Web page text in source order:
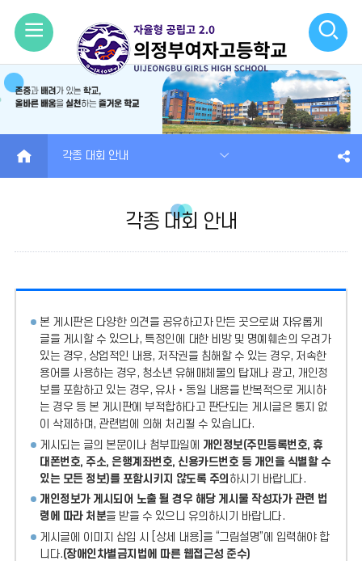
모
바
일
메
뉴
기
검
색
열
기
HOME 각종 대회 안내
각종 대회 안내
본 게시판은 다양한 의견을 공유하고자 만든 곳으로써 자유롭게
글을 게시할 수 있으나, 특정인에 대한 비방 및 명예훼손의 우려가
있는 경우, 상업적인 내용, 저작권을 침해할 수 있는 경우, 저속한
용어를 사용하는 경우, 청소년 유해매체물의 탑재나 광고, 개인정
보를 포함하고 있는 경우, 유사‧동일 내용을 반복적으로 게시하
는 경우 등 본 게시판에 부적합하다고 판단되는 게시글은 통지 없
이 삭제하며, 관련법에 의해 처리될 수 있습니다.
게시되는 글의 본문이나 첨부파일에 개인정보(주민등록번호, 휴
대폰번호, 주소, 은행계좌번호, 신용카드번호 등 개인을 식별할 수
있는 모든 정보)를 포함시키지 않도록 주의 하시기 바랍니다.
개인정보가 게시되어 노출 될 경우 해당 게시물 작성자가 관련 법
령에 따라 처분을 받을 수 있으니 유의하시기 바랍니다.
게시글에 이미지 삽입 시 [상세 내용]을 “그림설명”에 입력해야 합
니다.(장애인차별금지법에 따른 웹접근성 준수)